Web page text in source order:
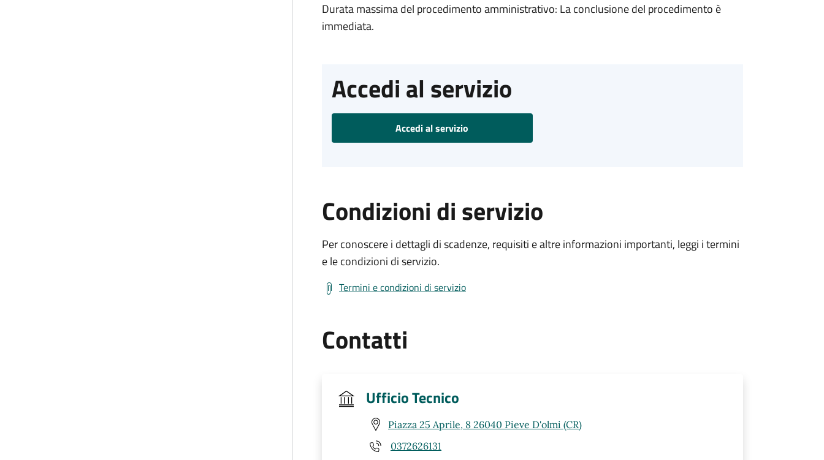
Durata massima del procedimento amministrativo: La conclusione del procedimento è
immediata.
Accedi al servizio
Accedi al servizio
Condizioni di servizio
Per conoscere i dettagli di scadenze, requisiti e altre informazioni importanti, leggi i termini
e le condizioni di servizio.
Termini e condizioni di servizio
Contatti
Ufficio Tecnico
Piazza 25 Aprile, 8 26040 Pieve D'olmi (CR)
0372626131